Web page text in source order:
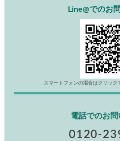
Line@でのお
スマートフォンの場合はクリック
電話でのお
0120-